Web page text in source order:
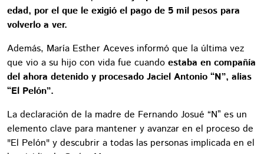
edad, por el que le exigió el pago de 5 mil pesos para
volverlo a ver.
Además, María Esther Aceves informó que la última vez
que vio a su hijo con vida fue cuando estaba en compañía
del ahora detenido y procesado Jaciel Antonio “N”, alias
“El Pelón”.
La declaración de la madre de Fernando Josué “N” es un
elemento clave para mantener y avanzar en el proceso de
"El Pelón" y descubrir a todas las personas implicada en el